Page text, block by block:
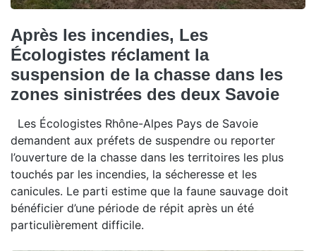
Après les incendies, Les
Écologistes réclament la
suspension de la chasse dans les
zones sinistrées des deux Savoie
Les Écologistes Rhône-Alpes Pays de Savoie
demandent aux préfets de suspendre ou reporter
l’ouverture de la chasse dans les territoires les plus
touchés par les incendies, la sécheresse et les
canicules. Le parti estime que la faune sauvage doit
bénéficier d’une période de répit après un été
particulièrement difficile.